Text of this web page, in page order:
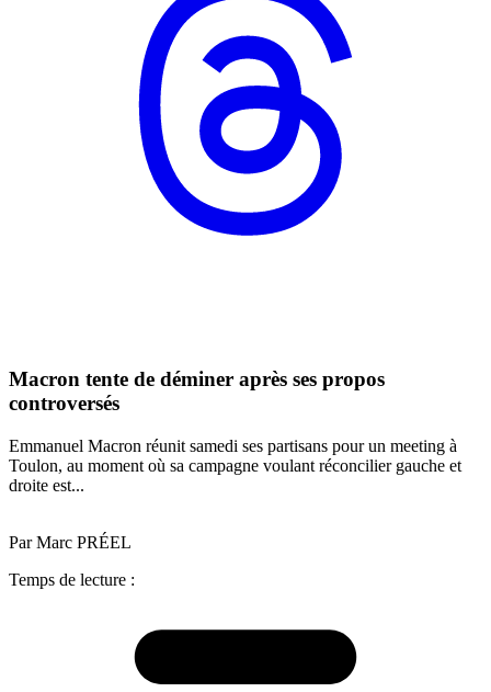
Macron tente de déminer après ses propos
controversés
Emmanuel Macron réunit samedi ses partisans pour un meeting à
Toulon, au moment où sa campagne voulant réconcilier gauche et
droite est...
Par Marc PRÉEL
Temps de lecture :